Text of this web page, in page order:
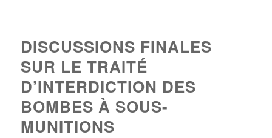
DISCUSSIONS FINALES
SUR LE TRAITÉ
D’INTERDICTION DES
BOMBES À SOUS-
MUNITIONS